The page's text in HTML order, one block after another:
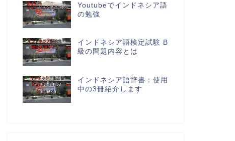
Youtubeでインドネシア語
の勉強
インドネシア語検定試験 B
級の問題内容とは
インドネシア語辞書：使用
中の3冊紹介します